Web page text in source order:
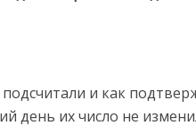
и как
день их число не